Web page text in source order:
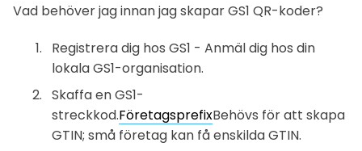
Vad behöver jag innan jag skapar GS1 QR-koder?
Registrera dig hos GS1 - Anmäl dig hos din
lokala GS1-organisation.
Skaffa en GS1-
streckkod.FöretagsprefixBehövs för att skapa
GTIN; små företag kan få enskilda GTIN.